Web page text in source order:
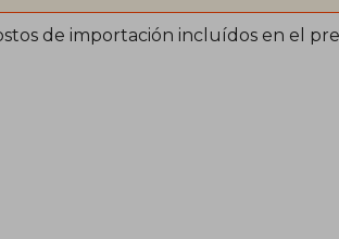
de importación incluídos en el